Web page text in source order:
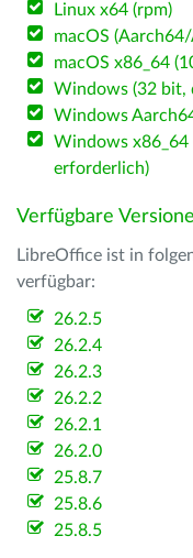
Linux x64 (rpm)
macOS
macOS x86_64
Windows (32 bit,
Windows
Windows
erforderlich)
Verfügbare
LibreOffice ist in
verfügbar:
26.2.5
26.2.4
26.2.3
26.2.2
26.2.1
26.2.0
25.8.7
25.8.6
25.8.5